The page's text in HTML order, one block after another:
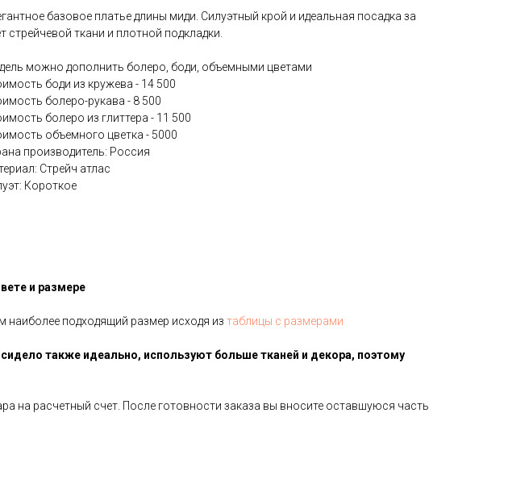
базовое платье длины миди. Силуэтный крой и идеальная посадка за
стрейчевой ткани и плотной подкладки.
можно дополнить болеро, боди, объемными цветами
боди из кружева - 14 500
болеро-рукава - 8 500
болеро из глиттера - 11 500
объемного цветка - 5000
производитель: Россия
Стрейч атлас
Короткое
и размере
наиболее подходящий размер исходя из таблицы с размерами
также идеально, используют больше тканей и декора, поэтому
на расчетный счет. После готовности заказа вы вносите оставшуюся часть